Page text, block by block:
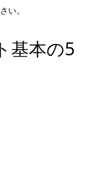
い。
基本の5